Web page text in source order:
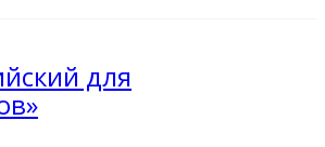
для